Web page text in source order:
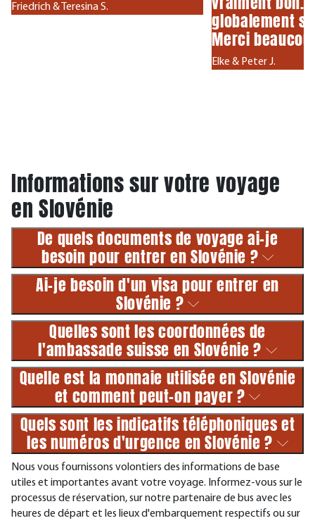
Friedrich & Teresina S.
globalement
Merci
Elke & Peter J.
Informations sur votre voyage
en Slovénie
De quels documents de voyage ai-je
besoin pour entrer en Slovénie ?
Ai-je besoin d'un visa pour entrer en
Slovénie ?
Quelles sont les coordonnées de
l'ambassade suisse en Slovénie ?
Quelle est la monnaie utilisée en Slovénie
et comment peut-on payer ?
Quels sont les indicatifs téléphoniques et
les numéros d'urgence en Slovénie ?
Nous vous fournissons volontiers des informations de base
utiles et importantes avant votre voyage. Informez-vous sur le
processus de réservation, sur notre partenaire de bus avec les
heures de départ et les lieux d'embarquement respectifs ou sur